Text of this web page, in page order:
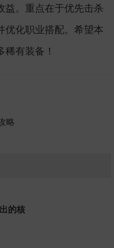
益。重点在于优先击杀
优化职业搭配。希望本
有装备！
略
的核